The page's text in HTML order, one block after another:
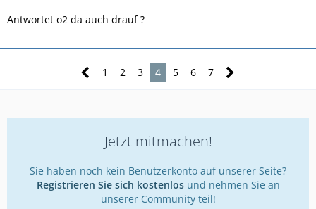
Antwortet o2 da auch drauf ?
1 2 3 4 5 6 7
Jetzt mitmachen!
Sie haben noch kein Benutzerkonto auf unserer Seite?
Registrieren Sie sich kostenlosund nehmen Sie an
unserer Community teil!